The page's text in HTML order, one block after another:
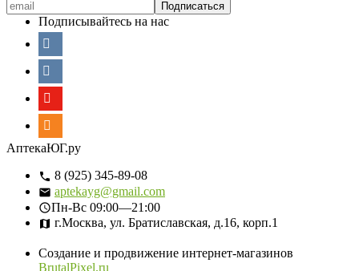
Подписывайтесь на нас
АптекаЮГ.ру
8 (925) 345-89-08
aptekayg@gmail.com
Пн-Вс 09:00—21:00
г.Москва, ул. Братиславская, д.16, корп.1
Создание и продвижение интернет-магазинов
BrutalPixel.ru